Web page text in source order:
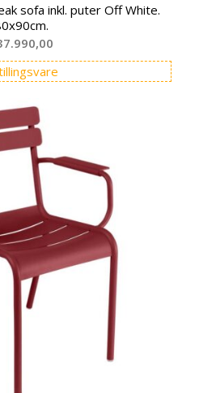
sofa inkl. puter Off White.